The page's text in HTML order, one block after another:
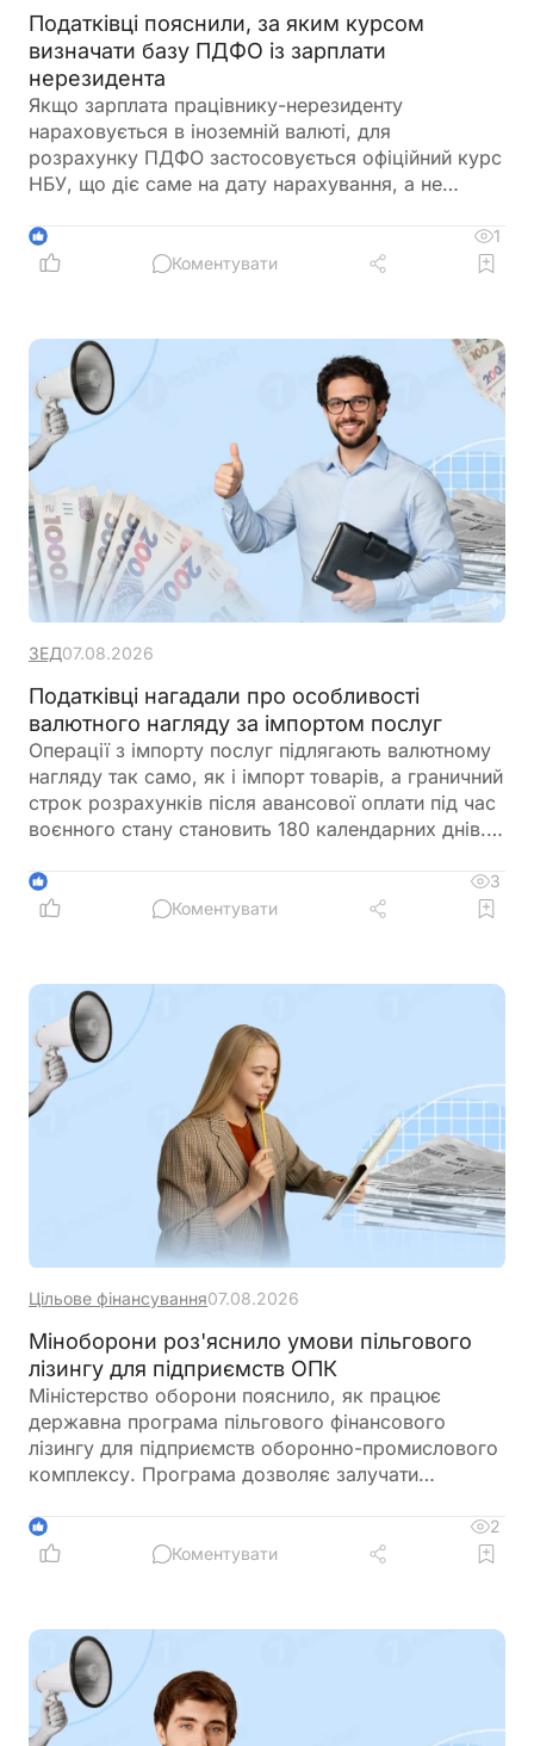
Податківці пояснили, за яким курсом
визначати базу ПДФО із зарплати
нерезидента
Якщо зарплата працівнику-нерезиденту
нараховується в іноземній валюті, для
розрахунку ПДФО застосовується офіційний курс
НБУ, що діє саме на дату нарахування, а не
порядок оподаткування таких доходів загалом
відповідає правилам, які застосовуються до
1
1
Коментувати
ЗЕД07.08.2026
Податківці нагадали про особливості
валютного нагляду за імпортом послуг
Операції з імпорту послуг підлягають валютному
нагляду так само, як і імпорт товарів, а граничний
строк розрахунків після авансової оплати під час
воєнного стану становить 180 календарних днів.
підтверджують отримання послуг та які механізми
можуть допомогти уникнути відповідальності у
1
3
Коментувати
Цільове фінансування07.08.2026
Міноборони роз'яснило умови пільгового
лізингу для підприємств ОПК
Міністерство оборони пояснило, як працює
державна програма пільгового фінансового
лізингу для підприємств оборонно-промислового
комплексу. Програма дозволяє залучати
зниженим фінансовим навантаженням завдяки
державній компенсації
1
2
Коментувати